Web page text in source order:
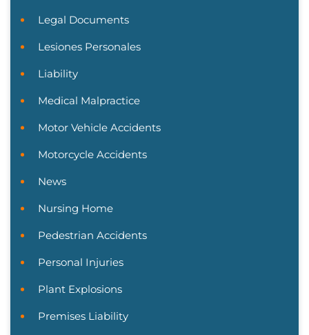
Legal Documents
Lesiones Personales
Liability
Medical Malpractice
Motor Vehicle Accidents
Motorcycle Accidents
News
Nursing Home
Pedestrian Accidents
Personal Injuries
Plant Explosions
Premises Liability